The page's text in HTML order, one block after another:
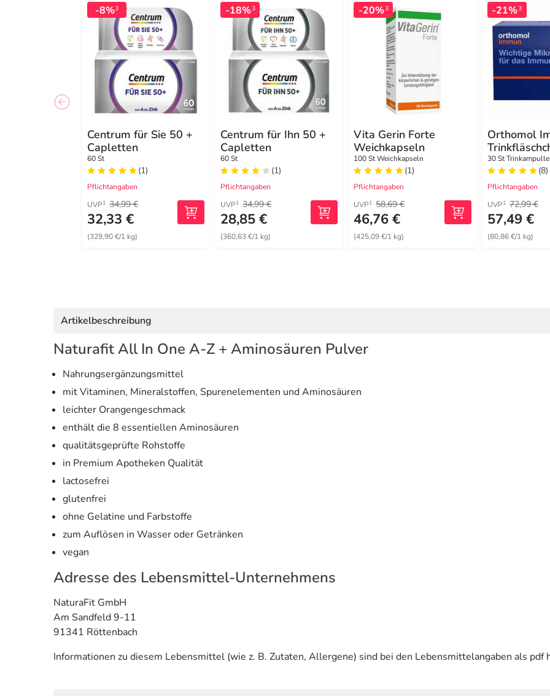
-8%3
Centrum für Sie 50 +
Capletten
60 St
(1)
Pflichtangaben
UVP1 34,99 €
32,33 €
(329,90 €/1 kg)
-18%3
Centrum für Ihn 50 +
Capletten
60 St
(1)
Pflichtangaben
UVP1 34,99 €
28,85 €
(360,63 €/1 kg)
-20%3
Vita Gerin Forte
Weichkapseln
100 St Weichkapseln
(1)
Pflichtangaben
UVP1 58,69 €
46,76 €
(425,09 €/1 kg)
-21%3
Orthomol
30 St
(8)
Pflichtangaben
UVP1 72,99 €
57,49 €
(80,86 €/1 kg)
Artikelbeschreibung
Naturafit All In One A-Z + Aminosäuren Pulver
Nahrungsergänzungsmittel
mit Vitaminen, Mineralstoffen, Spurenelementen und Aminosäuren
leichter Orangengeschmack
enthält die 8 essentiellen Aminosäuren
qualitätsgeprüfte Rohstoffe
in Premium Apotheken Qualität
lactosefrei
glutenfrei
ohne Gelatine und Farbstoffe
zum Auflösen in Wasser oder Getränken
vegan
Adresse des Lebensmittel-Unternehmens
NaturaFit GmbH
Am Sandfeld 9-11
91341 Röttenbach
Informationen zu diesem Lebensmittel (wie z. B. Zutaten, Allergene) sind bei den Lebensmittelangaben als pdf